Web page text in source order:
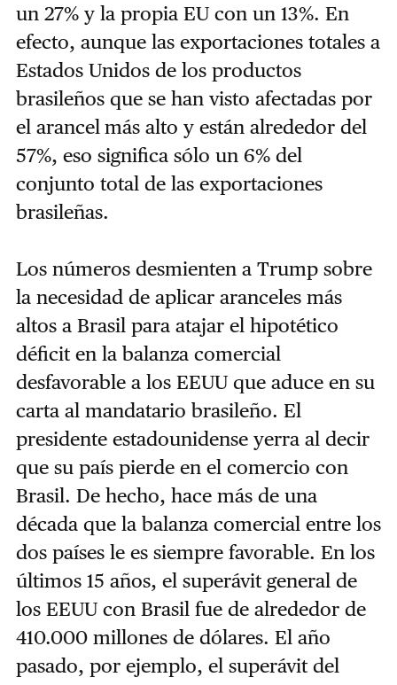
un 27% y la propia EU con un 13%. En
efecto, aunque las exportaciones totales a
Estados Unidos de los productos
brasileños que se han visto afectadas por
el arancel más alto y están alrededor del
57%, eso significa sólo un 6% del
conjunto total de las exportaciones
brasileñas.
Los números desmienten a Trump sobre
la necesidad de aplicar aranceles más
altos a Brasil para atajar el hipotético
déficit en la balanza comercial
desfavorable a los EEUU que aduce en su
carta al mandatario brasileño. El
presidente estadounidense yerra al decir
que su país pierde en el comercio con
Brasil. De hecho, hace más de una
década que la balanza comercial entre los
dos países le es siempre favorable. En los
últimos 15 años, el superávit general de
los EEUU con Brasil fue de alrededor de
410.000 millones de dólares. El año
pasado, por ejemplo, el superávit del